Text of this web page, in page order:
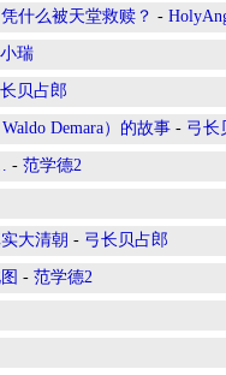
什么被天堂救赎？ -
瑞
贝占郎
Demara）的故事 - 弓长
- 范学德2
大清朝 - 弓长贝占郎
- 范学德2